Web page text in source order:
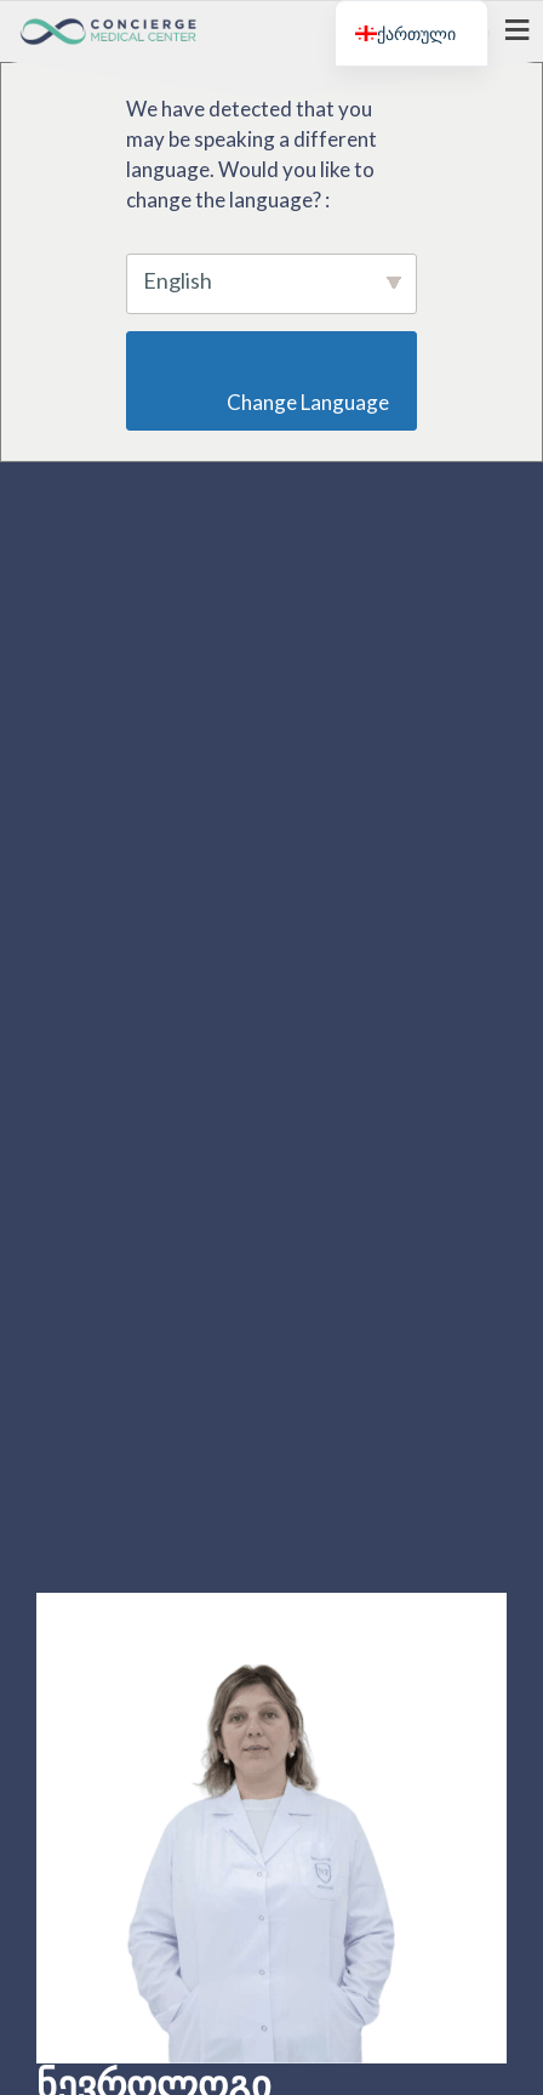
We have detected that you
may be speaking a different
language. Would you like to
change the language? :
English
მენიუ
ᲜᲔᲕᲠᲝᲚᲝᲒᲘ
ქართული